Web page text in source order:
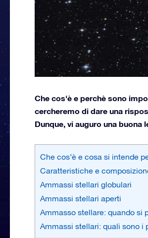
Che cos'è e perchè sono
cercheremo di dare una
Dunque, vi auguro una buona
Che cos’è e cosa si intende
Caratteristiche e
Ammassi stellari globulari
Ammassi stellari aperti
Ammasso stellare: quando si
Ammassi stellari: quali sono i